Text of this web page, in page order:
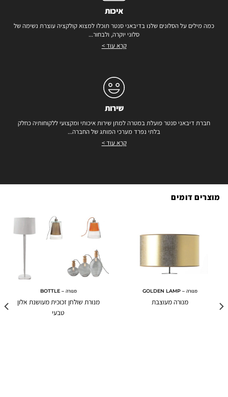
איכות
כמה מילים על הסלונים שלנו בדיבאני סנטר תוכלו למצוא קולקציה עוצרת נשימה של
סלוני יוקרה, ולבחור...
קרא עוד >
שירות
חברת דיבאני סנטר פועלת במטרה למתן שירות איכותי ומקצועי ללקוחותיה כחלק
בלתי נפרד מערכי המותג של החברה...
קרא עוד >
מוצרים דומים
מנורה – GOLDEN LAMP
מנורה מעוצבת
מנורה – BOTTLE
מנורת שולחן זכוכית מעושנת אלון
טבעי